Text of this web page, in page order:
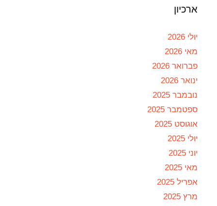
ארכיון
יולי 2026
מאי 2026
פברואר 2026
ינואר 2026
נובמבר 2025
ספטמבר 2025
אוגוסט 2025
יולי 2025
יוני 2025
מאי 2025
אפריל 2025
מרץ 2025